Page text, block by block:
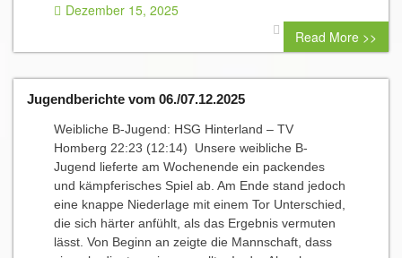
Dezember 15, 2025
0 comment
Read More >>
Jugendberichte vom 06./07.12.2025
Weibliche B-Jugend: HSG Hinterland – TV
Homberg 22:23 (12:14) Unsere weibliche B-
Jugend lieferte am Wochenende ein packendes
und kämpferisches Spiel ab. Am Ende stand jedoch
eine knappe Niederlage mit einem Tor Unterschied,
die sich härter anfühlt, als das Ergebnis vermuten
lässt. Von Beginn an zeigte die Mannschaft, dass